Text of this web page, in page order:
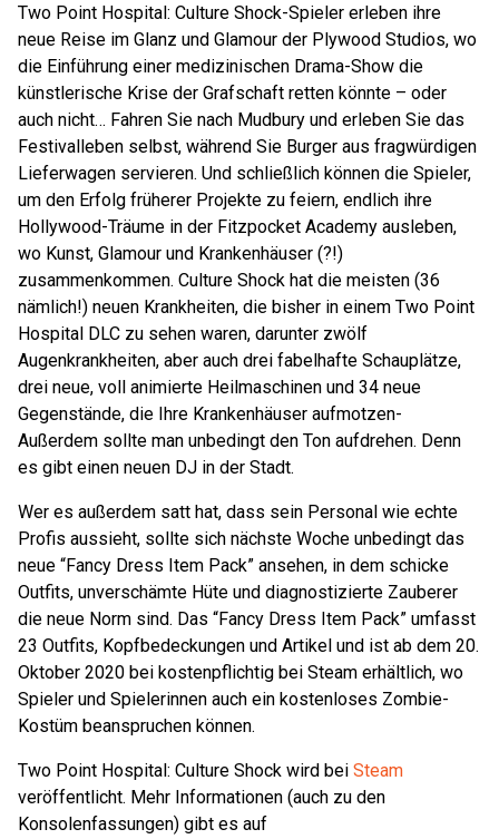
Two Point Hospital: Culture Shock-Spieler erleben ihre
neue Reise im Glanz und Glamour der Plywood Studios, wo
die Einführung einer medizinischen Drama-Show die
künstlerische Krise der Grafschaft retten könnte – oder
auch nicht… Fahren Sie nach Mudbury und erleben Sie das
Festivalleben selbst, während Sie Burger aus fragwürdigen
Lieferwagen servieren. Und schließlich können die Spieler,
um den Erfolg früherer Projekte zu feiern, endlich ihre
Hollywood-Träume in der Fitzpocket Academy ausleben,
wo Kunst, Glamour und Krankenhäuser (?!)
zusammenkommen. Culture Shock hat die meisten (36
nämlich!) neuen Krankheiten, die bisher in einem Two Point
Hospital DLC zu sehen waren, darunter zwölf
Augenkrankheiten, aber auch drei fabelhafte Schauplätze,
drei neue, voll animierte Heilmaschinen und 34 neue
Gegenstände, die Ihre Krankenhäuser aufmotzen-
Außerdem sollte man unbedingt den Ton aufdrehen. Denn
es gibt einen neuen DJ in der Stadt.
Wer es außerdem satt hat, dass sein Personal wie echte
Profis aussieht, sollte sich nächste Woche unbedingt das
neue “Fancy Dress Item Pack” ansehen, in dem schicke
Outfits, unverschämte Hüte und diagnostizierte Zauberer
die neue Norm sind. Das “Fancy Dress Item Pack” umfasst
23 Outfits, Kopfbedeckungen und Artikel und ist ab dem 20.
Oktober 2020 bei kostenpflichtig bei Steam erhältlich, wo
Spieler und Spielerinnen auch ein kostenloses Zombie-
Kostüm beanspruchen können.
Two Point Hospital: Culture Shock wird bei Steam
veröffentlicht. Mehr Informationen (auch zu den
Konsolenfassungen) gibt es auf